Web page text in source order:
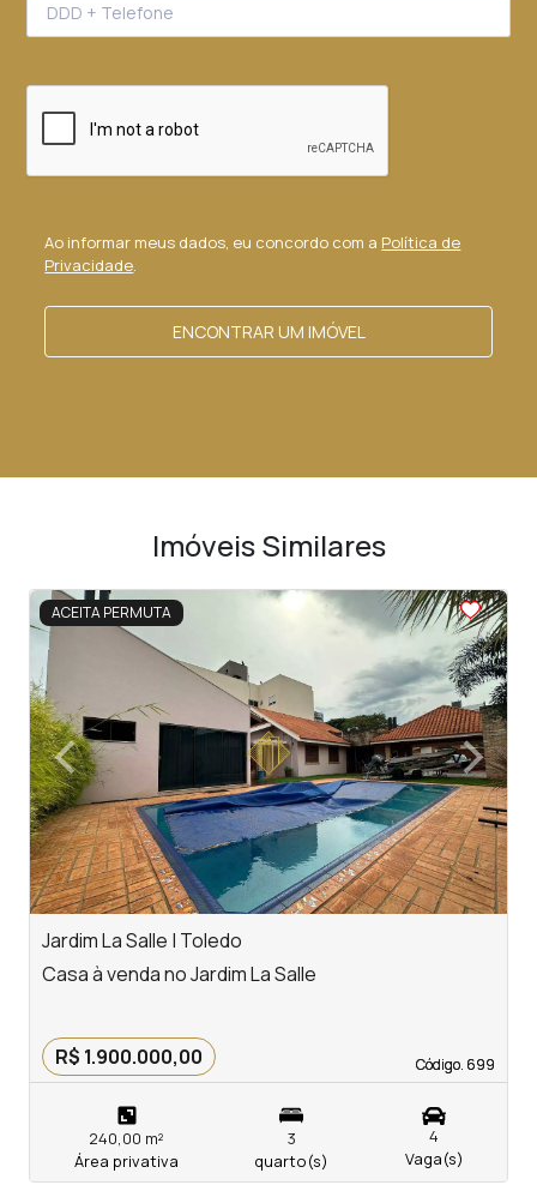
Ao informar meus dados, eu concordo com a Política de
Privacidade.
ENCONTRAR UM IMÓVEL
Imóveis Similares
ACEITA PERMUTA
<<<<
‹Previous ›
Next
Jardim La Salle | Toledo
Código. 699
Código. 699
Casa à venda no Jardim La Salle
R$ 1.900.000,00
240,00 m²
Área privativa
3
quarto(s)
4
Vaga(s)